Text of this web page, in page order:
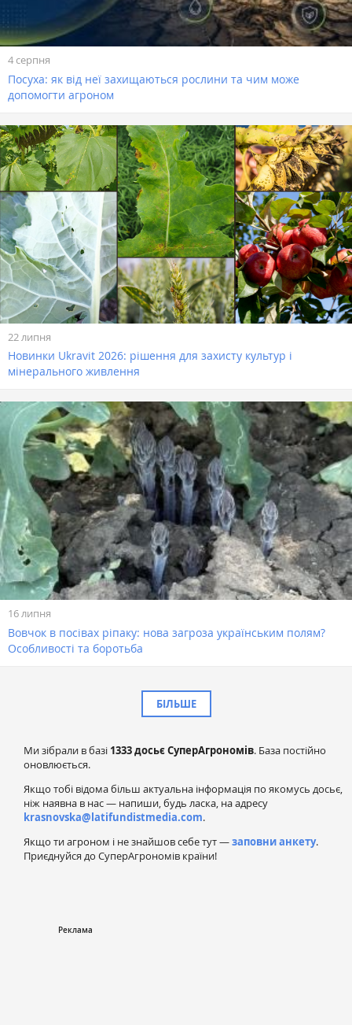
4 серпня
Посуха: як від неї захищаються рослини та чим може
допомогти агроном
22 липня
Новинки Ukravit 2026: рішення для захисту культур і
мінерального живлення
16 липня
Вовчок в посівах ріпаку: нова загроза українським полям?
Особливості та боротьба
БІЛЬШЕ
Ми зібрали в базі 1333 досьє СуперАгрономів. База постійно
оновлюється.
Якщо тобі відома більш актуальна інформація по якомусь досьє,
ніж наявна в нас — напиши, будь ласка, на адресу
krasnovska@latifundistmedia.com.
Якщо ти агроном і не знайшов себе тут —заповни анкету.
Приєднуйся до СуперАгрономів країни!